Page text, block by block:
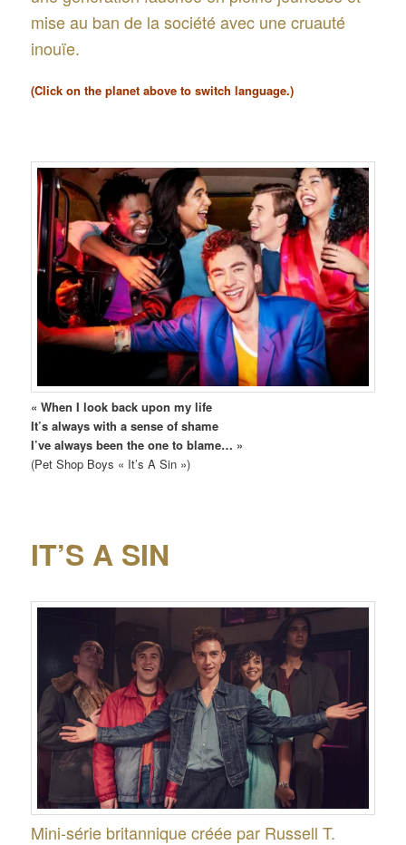
mise au ban de la société avec une cruauté
inouïe.
(Click on the planet above to switch language.)
« When I look back upon my life
It’s always with a sense of shame
I’ve always been the one to blame… »
(Pet Shop Boys « It’s A Sin »)
IT’S A SIN
Mini-série britannique créée par Russell T.